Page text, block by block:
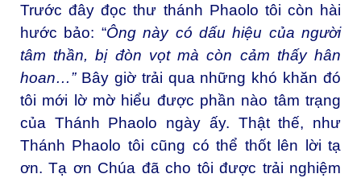
Trước đây đọc thư thánh Phaolo tôi còn hài
hước bảo: “Ông này có dấu hiệu của người
tâm thần, bị đòn vọt mà còn cảm thấy hân
hoan…”Bây giờ trải qua những khó khăn đó
tôi mới lờ mờ hiểu được phần nào tâm trạng
của Thánh Phaolo ngày ấy. Thật thế, như
Thánh Phaolo tôi cũng có thể thốt lên lời tạ
ơn. Tạ ơn Chúa đã cho tôi được trải nghiệm